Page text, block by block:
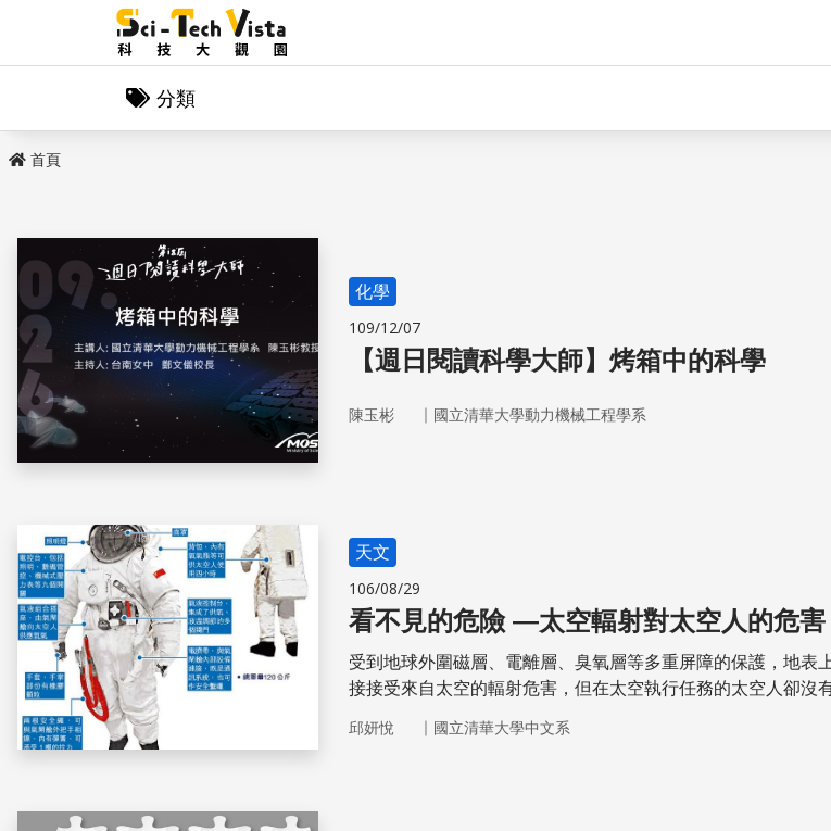
分類
首頁
化學
109/12/07
【週日閱讀科學大師】烤箱中的科學
陳玉彬 ｜ 國立清華大學動力機械工程學系
天文
106/08/29
看不見的危險 —太空輻射對太空人的危害
受到地球外圍磁層、電離層、臭氧層等多重屏障的保護，地表
接接受來自太空的輻射危害，但在太空執行任務的太空人卻沒
什麼傷害呢？
邱妍悅 ｜ 國立清華大學中文系